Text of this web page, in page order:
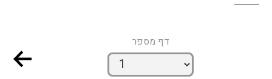
דף מספר